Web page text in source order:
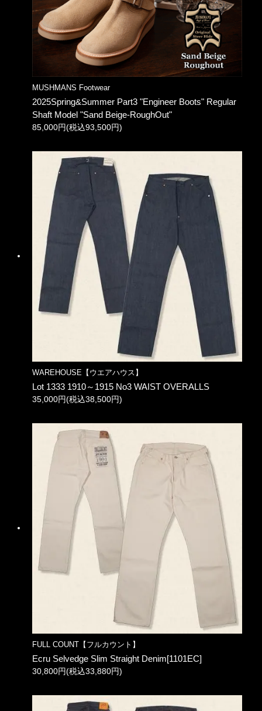
MUSHMANS Footwear
2025Spring&Summer Part3 "Engineer Boots" Regular
Shaft Model "Sand Beige-RoughOut"
85,000円(税込93,500円)
WAREHOUSE【ウエアハウス】
Lot 1333 1910～1915 No3 WAIST OVERALLS
35,000円(税込38,500円)
FULL COUNT【フルカウント】
Ecru Selvedge Slim Straight Denim[1101EC]
30,800円(税込33,880円)